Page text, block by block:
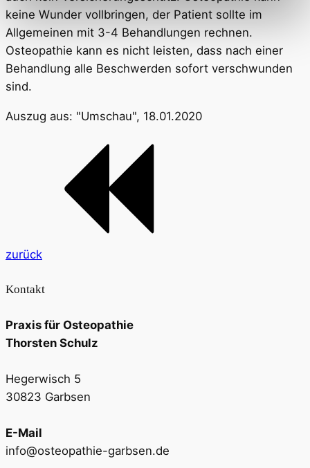
keine Wunder vollbringen, der Patient sollte im
Allgemeinen mit 3-4 Behandlungen rechnen.
Osteopathie kann es nicht leisten, dass nach einer
Behandlung alle Beschwerden sofort verschwunden
sind.
Auszug aus: "Umschau", 18.01.2020
zurück
Kontakt
Praxis für Osteopathie
Thorsten Schulz
Hegerwisch 5
30823 Garbsen
E-Mail
info@osteopathie-garbsen.de